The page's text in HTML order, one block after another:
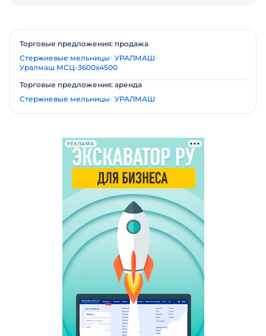
Торговые предложения: продажа
Стержневые мельницы УРАЛМАШ
Уралмаш МСЦ-3600х4500
Торговые предложения: аренда
Стержневые мельницы УРАЛМАШ
РЕКЛАМА